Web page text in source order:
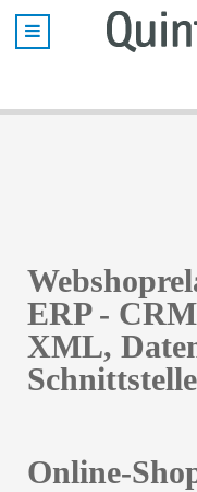
ERP -
XML,
Online-